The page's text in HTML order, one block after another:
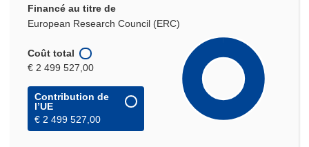
Financé au titre de
European Research Council (ERC)
Coût total
€ 2 499 527,00
Contribution de
l’UE
€ 2 499 527,00